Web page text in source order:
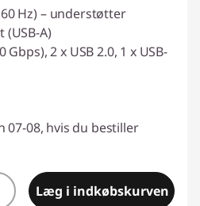
Hz) – understøtter
A)
Gbps), 2 x USB 2.0, 1 x USB-
07-08, hvis du bestiller
Læg i indkøbskurven